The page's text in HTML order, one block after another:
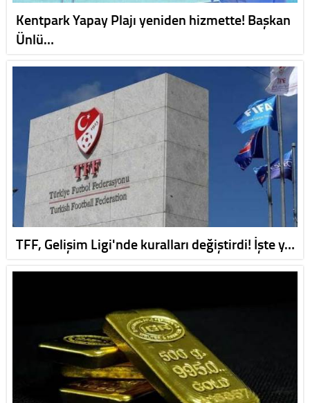
Kentpark Yapay Plajı yeniden hizmette! Başkan
Ünlü…
TFF, Gelişim Ligi'nde kuralları değiştirdi! İşte y…